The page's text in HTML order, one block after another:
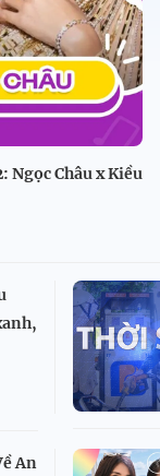
Ngọc Châu x Kiều
An